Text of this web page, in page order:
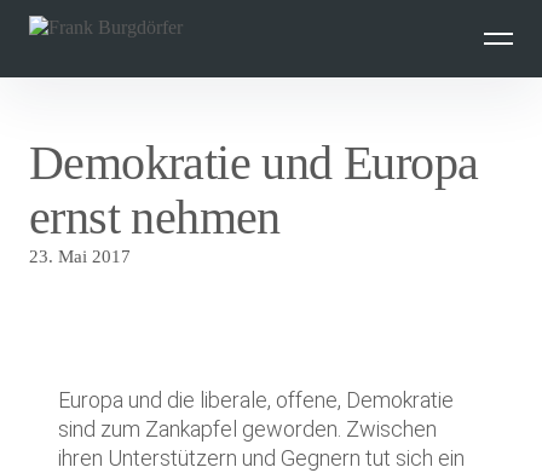
überspringen
Demokratie und Europa
ernst nehmen
23. Mai 2017
Europa und die liberale, offene, Demokratie
sind zum Zankapfel geworden. Zwischen
ihren Unterstützern und Gegnern tut sich ein